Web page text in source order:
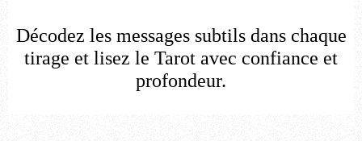
Décodez les messages subtils dans chaque
tirage et lisez le Tarot avec confiance et
profondeur.